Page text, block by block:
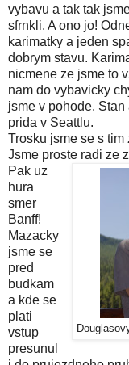
vybavu a tak tak
sfrnkli. A ono jo!
karimatky a jeden
dobrym stavu.
nicmene ze jsme to
nam do vybavicky
jsme v pohode.
prida v Seattlu.
Trosku jsme se s
Jsme proste radi ze
Pak uz
hura
smer
Banff!
Mazacky
jsme se
pred
budkam
a kde se
plati
vstup
presunul